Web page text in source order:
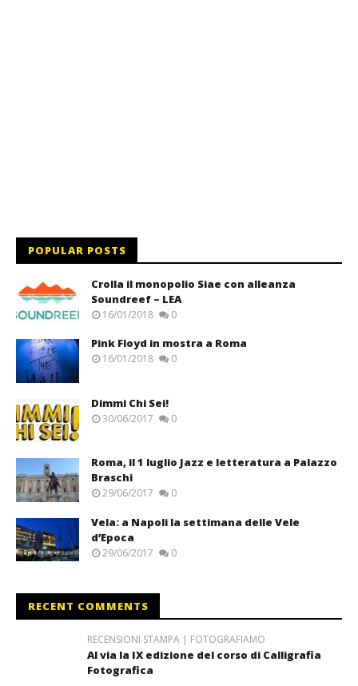
POPULAR POSTS
Crolla il monopolio Siae con alleanza
Soundreef – LEA
16/01/2018 0
Pink Floyd in mostra a Roma
16/01/2018 0
Dimmi Chi Sei!
30/06/2017 0
Roma, il 1 luglio Jazz e letteratura a Palazzo
Braschi
29/06/2017 0
Vela: a Napoli la settimana delle Vele
d’Epoca
29/06/2017 0
RECENT COMMENTS
RECENSIONI STAMPA | FOTOGRAFIAMO
Al via la IX edizione del corso di Calligrafia
Fotografica